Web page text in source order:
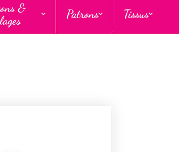
&
Patrons Tissus